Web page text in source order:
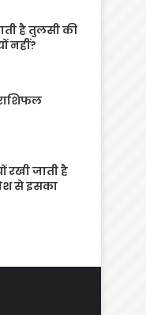
है तुलसी की
नहीं?
रखी जाती है
से इसका